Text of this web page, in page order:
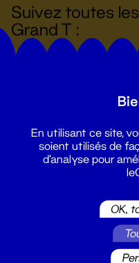
Suivez toutes
Grand T :
billetterie@leGrandT.fr
En utilisant ce site,
soient utilisés de
d'analyse pour
OK,